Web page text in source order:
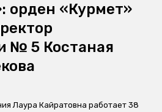
орден «Курмет»
№ 5 Костаная
Лаура Кайратовна работает 38